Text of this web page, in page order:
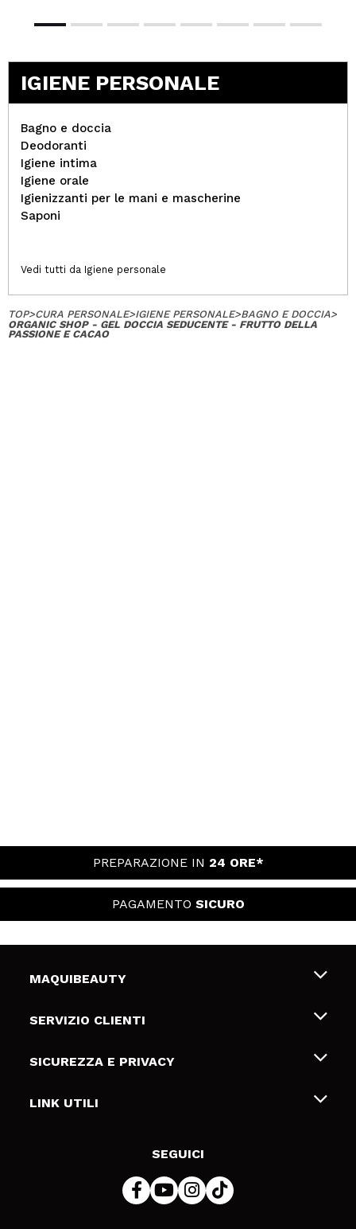
IGIENE PERSONALE
Bagno e doccia
Deodoranti
Igiene intima
Igiene orale
Igienizzanti per le mani e mascherine
Saponi
Vedi tutti da Igiene personale
TOP>CURA PERSONALE>IGIENE PERSONALE>BAGNO E DOCCIA>
ORGANIC SHOP - GEL DOCCIA SEDUCENTE - FRUTTO DELLA
PASSIONE E CACAO
PREPARAZIONE IN 24 ORE*
PAGAMENTO SICURO
MAQUIBEAUTY
Chi siamo
Gift Cards
SERVIZIO CLIENTI
Spedizioni & Resi
Metodi di pagamamento
SICUREZZA E PRIVACY
Termini e condizioni
LINK UTILI
SEGUICI